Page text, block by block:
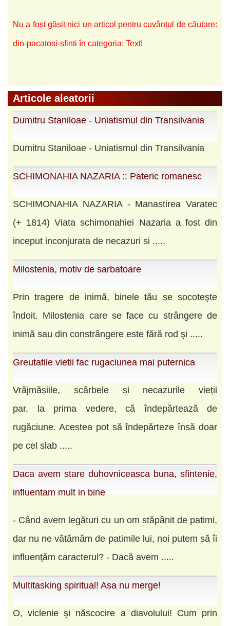
Nu a fost găsit nici un articol pentru cuvântul de căutare:
din-pacatosi-sfinti în categoria: Text!
Articole aleatorii
Dumitru Staniloae - Uniatismul din Transilvania
Dumitru Staniloae - Uniatismul din Transilvania
SCHIMONAHIA NAZARIA :: Pateric romanesc
SCHIMONAHIA NAZARIA - Manastirea Varatec
(+ 1814) Viata schimonahiei Nazaria a fost din
inceput inconjurata de necazuri si .....
Milostenia, motiv de sarbatoare
Prin tragere de inimă, binele tău se socoteşte
îndoit. Milostenia care se face cu strângere de
inimă sau din constrângere este fără rod şi .....
Greutatile vietii fac rugaciunea mai puternica
Vrăjmășiile, scârbele și necazurile vieții
par, la prima vedere, că îndepărtează de
rugăciune. Acestea pot să îndepărteze însă doar
pe cel slab .....
Daca avem stare duhovniceasca buna, sfintenie,
influentam mult in bine
- Când avem legături cu un om stăpânit de patimi,
dar nu ne vătămăm de patimile lui, noi putem să îi
in­fluenţăm caracterul? - Dacă avem .....
Multitasking spiritual! Asa nu merge!
O, viclenie şi născocire a diavolului! Cum prin